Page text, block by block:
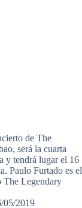
de The
será la cuarta
y tendrá lugar el 16
Paulo Furtado es el
The Legendary
05/2019